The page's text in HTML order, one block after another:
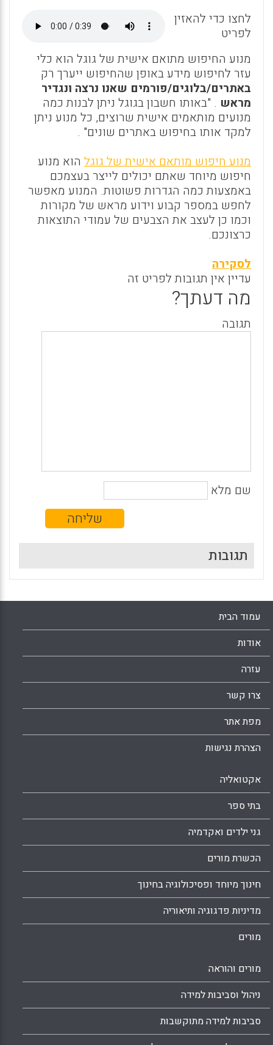
A
p
p
o
o
k
לחצו כדי להאזין
לפריט
מנוע החיפוש מתואם אישית של גוגל הוא כלי
עזר לחיפוש מידע באופן שהחיפוש ייערך רק
באתרים/בלוגים/פורמים שאנו נרצה ונגדיר
מראש . "באותו חשבון בגוגל ניתן לבנות כמה
מנועים מותאמים אישית שרוצים, כל מנוע ניתן
למקד אותו בחיפוש באתרים שונים" .
מנוע חיפוש מותאם אישית של גוגל הוא מנוע
חיפוש מיוחד שאתם יכולים לייצר בעצמכם
באמצעות כמה הגדרות פשוטות. המנוע מאפשר
לחפש במספר קבוע וידוע מראש של מקורות
וכמו כן לעצב את הצבעים של עמודי התוצאות
כרצונכם.
לסקירה
עדיין אין תגובות לפריט זה
מה דעתך?
תגובה
שם מלא
תגובות
עמוד הבית
אודות
עזרה
צרו קשר
מפת אתר
הצהרת נגישות
אקטואליה
בתי ספר
גני ילדים ואקדמיה
הכשרת מורים
חינוך מיוחד ופסיכולוגיה בחינוך
מדיניות פדגוגיה ותיאוריה
מורים
מורים והוראה
ניהול וסביבות למידה
סביבות למידה מתוקשבות